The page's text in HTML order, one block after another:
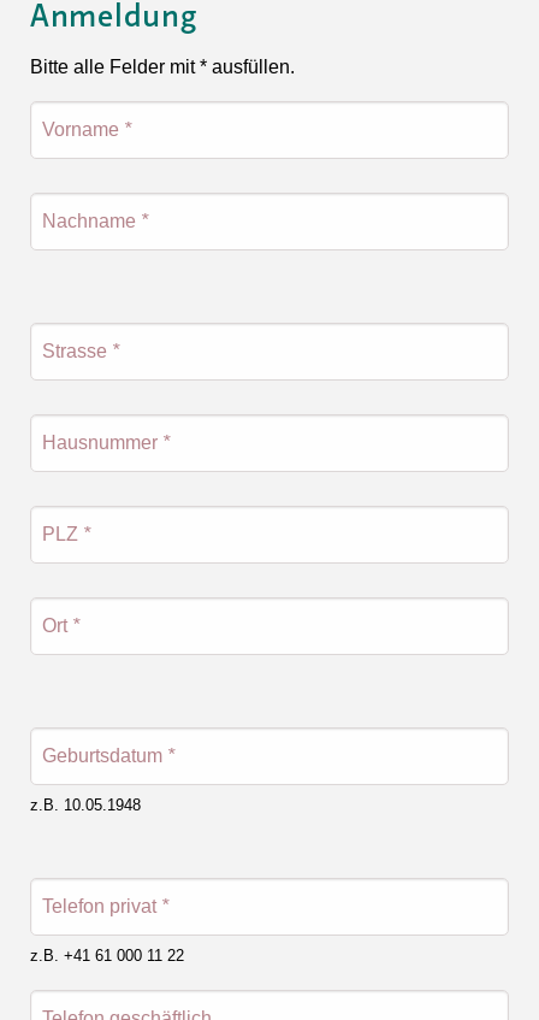
Anmeldung
Bitte alle Felder mit * ausfüllen.
Vorname *
Nachname *
Strasse *
Hausnummer *
PLZ *
Ort *
Geburtsdatum *
z.B. 10.05.1948
Telefon privat *
z.B. +41 61 000 11 22